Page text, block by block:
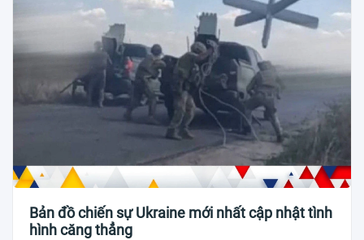
Bản đồ chiến sự Ukraine mới nhất cập nhật tình
hình căng thẳng